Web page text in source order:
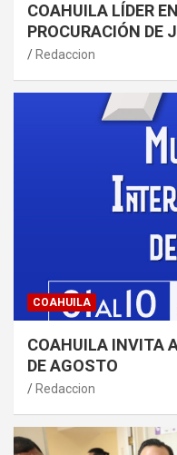
COAHUILA LÍDER
PROCURACIÓN DE
Redaccion
COAHUILA
COAHUILA INVITA
DE AGOSTO
Redaccion